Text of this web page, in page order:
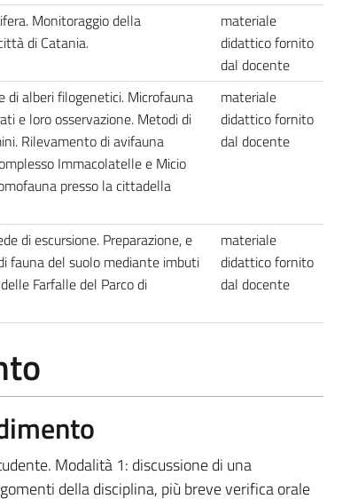
Monitoraggio della
di Catania.
materiale
didattico fornito
dal docente
di alberi filogenetici. Microfauna
e loro osservazione. Metodi di
Rilevamento di avifauna
Immacolatelle e Micio
presso la cittadella
materiale
didattico fornito
dal docente
di escursione. Preparazione, e
fauna del suolo mediante imbuti
Farfalle del Parco di
materiale
didattico fornito
dal docente
Modalità 1: discussione di una
della disciplina, più breve verifica orale